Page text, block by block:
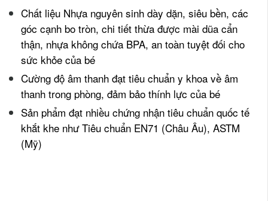
Chất liệu Nhựa nguyên sinh dày dặn, siêu bền, các
góc cạnh bo tròn, chi tiết thừa được mài dũa cẩn
thận, nhựa không chứa BPA, an toàn tuyệt đối cho
sức khỏe của bé
Cường độ âm thanh đạt tiêu chuẩn y khoa về âm
thanh trong phòng, đảm bảo thính lực của bé
Sản phẩm đạt nhiều chứng nhận tiêu chuẩn quốc tế
khắt khe như Tiêu chuẩn EN71 (Châu Âu), ASTM
(Mỹ)